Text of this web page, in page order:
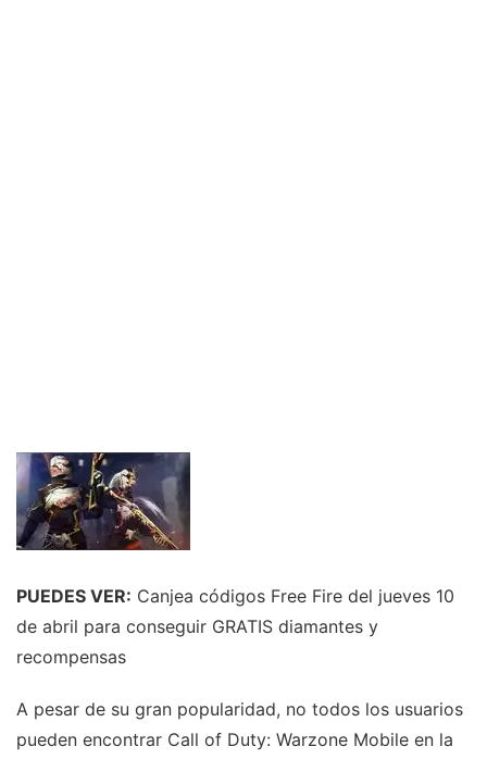
PUEDES VER: Canjea códigos Free Fire del jueves 10
de abril para conseguir GRATIS diamantes y
recompensas
A pesar de su gran popularidad, no todos los usuarios
pueden encontrar Call of Duty: Warzone Mobile en la